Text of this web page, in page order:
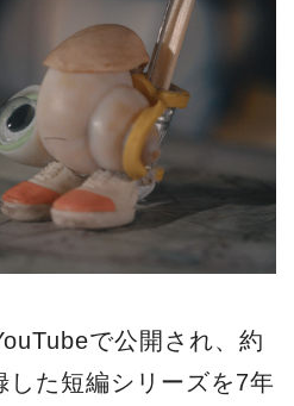
で公開され、約
した短編シリーズを7年